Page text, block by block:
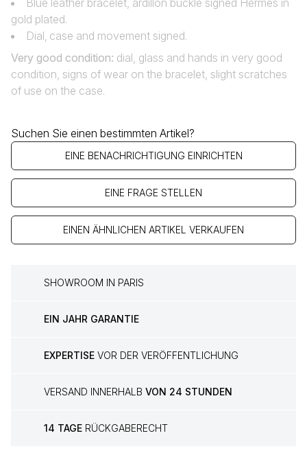
Blue leather bracelet, ardillon buckle signed Hermès in
gold plated.
Dial‚ case and movement signed.
Very good condition: dial, glass and hands in very good
condition, signs of wear on the bracelet, slight scratches
of use on the case.
Suchen Sie einen bestimmten Artikel?
EINE BENACHRICHTIGUNG EINRICHTEN
EINE FRAGE STELLEN
EINEN ÄHNLICHEN ARTIKEL VERKAUFEN
SHOWROOM IN PARIS
EIN JAHR GARANTIE
EXPERTISE VOR DER VERÖFFENTLICHUNG
VERSAND INNERHALB VON 24 STUNDEN
14 TAGE RÜCKGABERECHT